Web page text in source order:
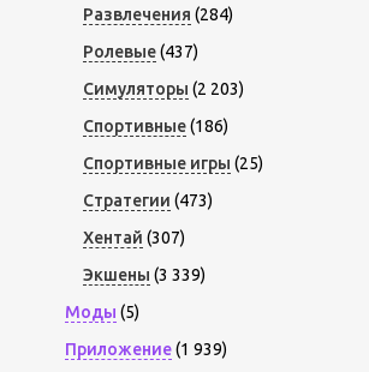
Развлечения (284)
Ролевые(437)
Симуляторы (2 203)
Спортивные(186)
Спортивные игры (25)
Стратегии (473)
Хентай (307)
Экшены (3 339)
Моды (5)
Приложение(1 939)